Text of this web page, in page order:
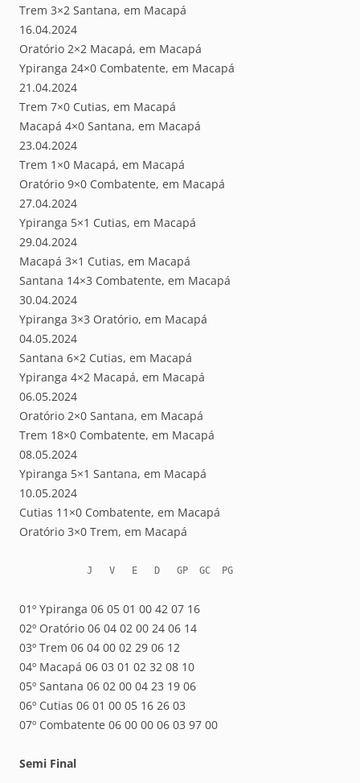
Trem 3×2 Santana, em Macapá
16.04.2024
Oratório 2×2 Macapá, em Macapá
Ypiranga 24×0 Combatente, em Macapá
21.04.2024
Trem 7×0 Cutias, em Macapá
Macapá 4×0 Santana, em Macapá
23.04.2024
Trem 1×0 Macapá, em Macapá
Oratório 9×0 Combatente, em Macapá
27.04.2024
Ypiranga 5×1 Cutias, em Macapá
29.04.2024
Macapá 3×1 Cutias, em Macapá
Santana 14×3 Combatente, em Macapá
30.04.2024
Ypiranga 3×3 Oratório, em Macapá
04.05.2024
Santana 6×2 Cutias, em Macapá
Ypiranga 4×2 Macapá, em Macapá
06.05.2024
Oratório 2×0 Santana, em Macapá
Trem 18×0 Combatente, em Macapá
08.05.2024
Ypiranga 5×1 Santana, em Macapá
10.05.2024
Cutias 11×0 Combatente, em Macapá
Oratório 3×0 Trem, em Macapá
            J   V   E   D   GP  GC  PG
01º Ypiranga 06 05 01 00 42 07 16
02º Oratório 06 04 02 00 24 06 14
03º Trem 06 04 00 02 29 06 12
04º Macapá 06 03 01 02 32 08 10
05º Santana 06 02 00 04 23 19 06
06º Cutias 06 01 00 05 16 26 03
07º Combatente 06 00 00 06 03 97 00
Semi Final